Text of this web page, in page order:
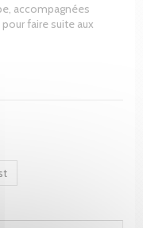
accompagnées
faire suite aux